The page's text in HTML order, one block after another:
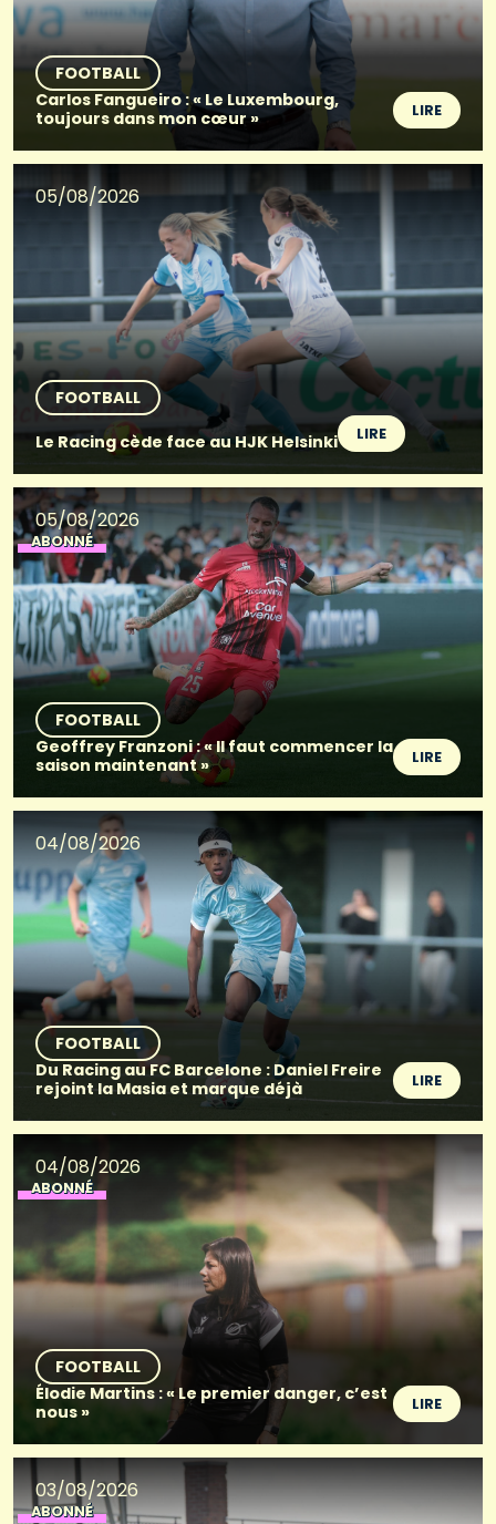
FOOTBALL
Carlos Fangueiro : « Le Luxembourg,
toujours dans mon cœur »
LIRE
05/08/2026
FOOTBALL
Le Racing cède face au HJK Helsinki
LIRE
05/08/2026
ABONNÉ
FOOTBALL
Geoffrey Franzoni : « Il faut commencer la
saison maintenant »
LIRE
04/08/2026
FOOTBALL
Du Racing au FC Barcelone : Daniel Freire
rejoint la Masia et marque déjà
LIRE
04/08/2026
ABONNÉ
FOOTBALL
Élodie Martins : « Le premier danger, c’est
nous »
LIRE
03/08/2026
ABONNÉ